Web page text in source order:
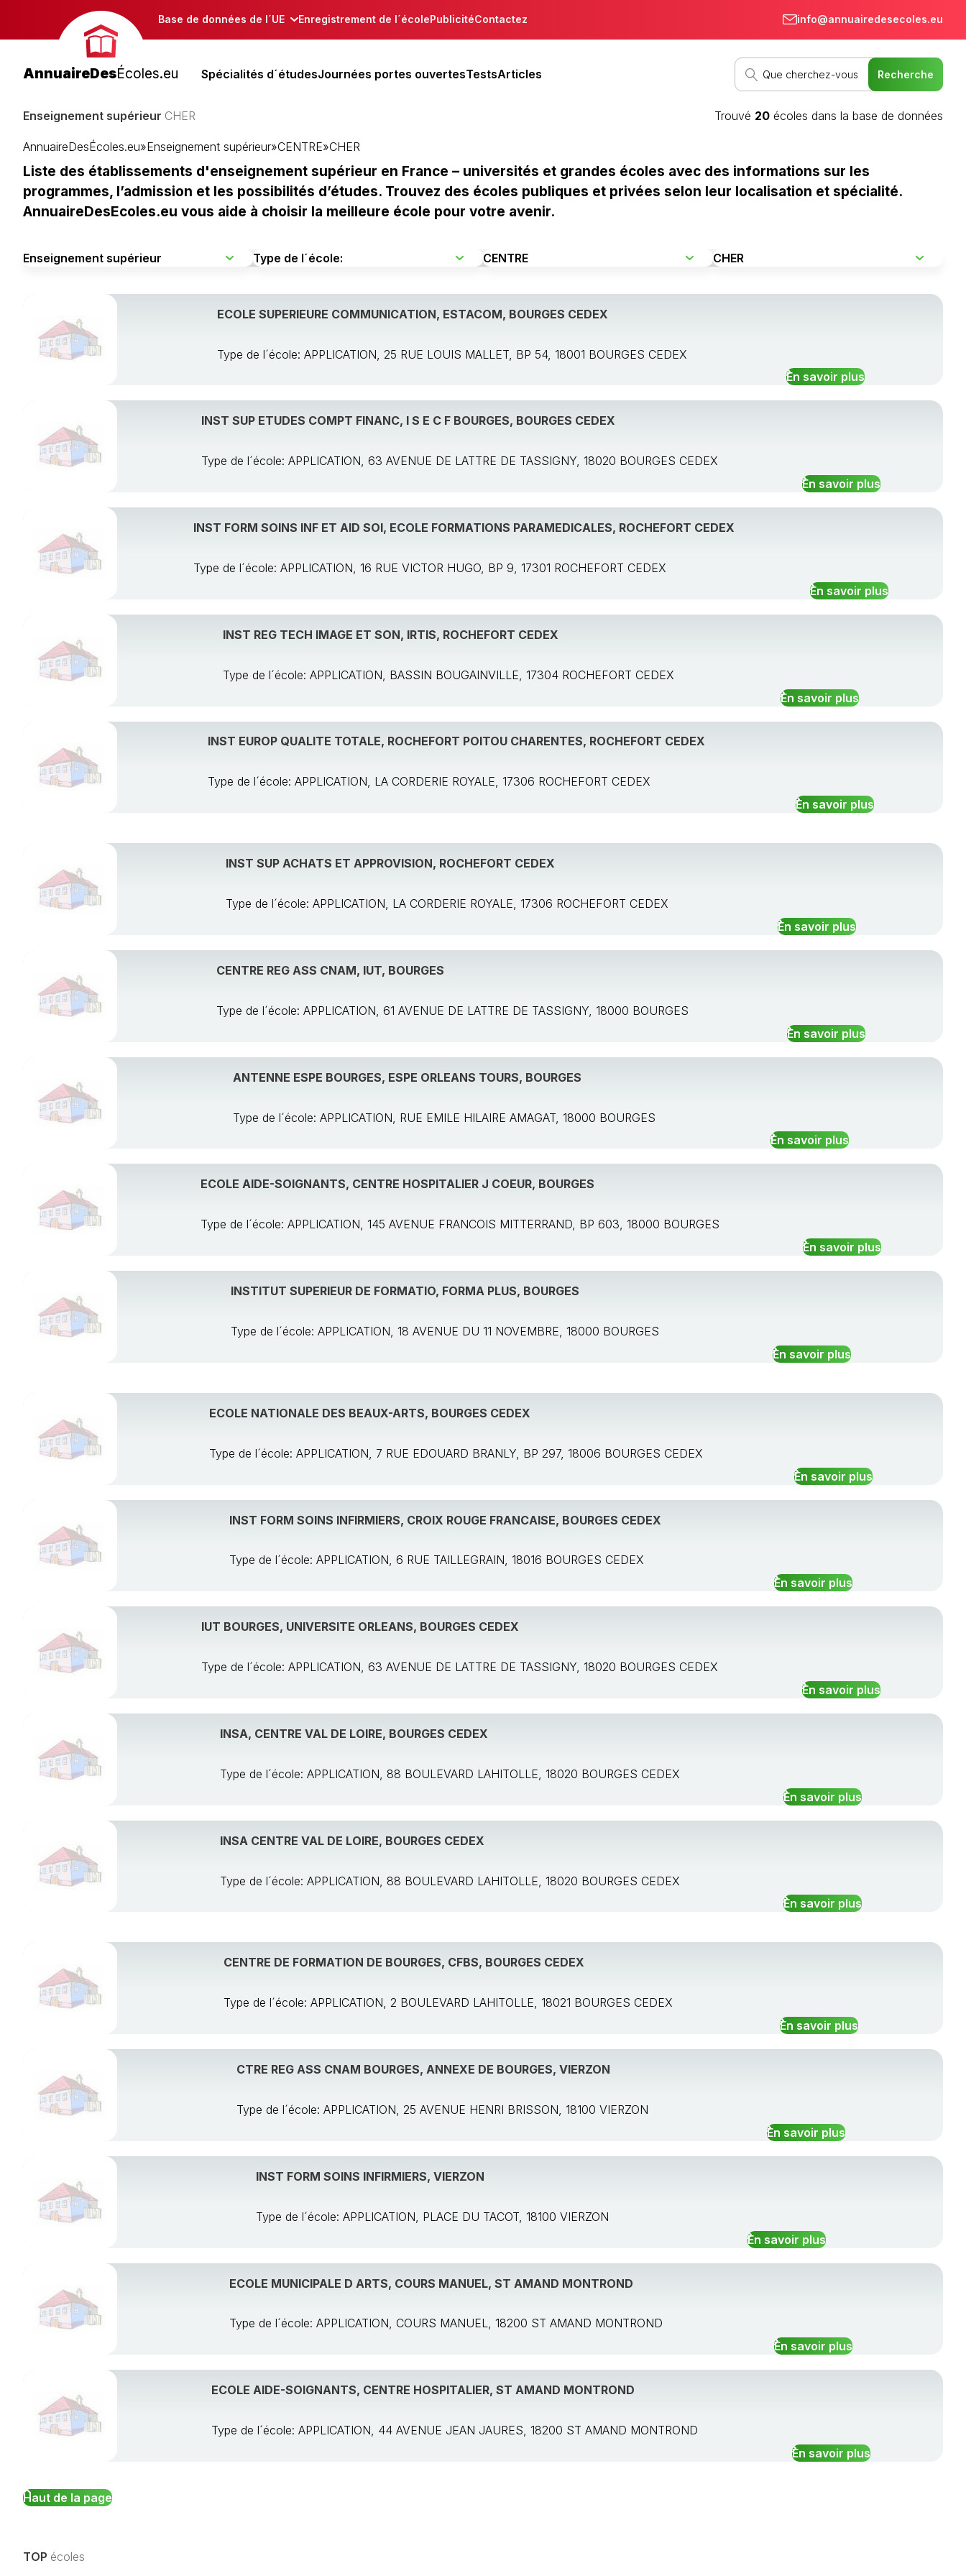
Base de données de l´UE Enregistrement de l´écolePublicitéContactez info@annuairedesecoles.eu
AnnuaireDesÉcoles.eu Spécialités d´étudesJournées portes ouvertesTestsArticles
Enseignement supérieur CHER Trouvé 20 écoles dans la base de données
AnnuaireDesÉcoles.eu»Enseignement supérieur»CENTRE»CHER
Liste des établissements d'enseignement supérieur en France – universités et grandes écoles avec des informations sur les
programmes, l’admission et les possibilités d’études. Trouvez des écoles publiques et privées selon leur localisation et spécialité.
AnnuaireDesEcoles.eu vous aide à choisir la meilleure école pour votre avenir.
ECOLE SUPERIEURE COMMUNICATION, ESTACOM, BOURGES CEDEX
Type de l´école: APPLICATION, 25 RUE LOUIS MALLET, BP 54, 18001 BOURGES CEDEX
En savoir plus
INST SUP ETUDES COMPT FINANC, I S E C F BOURGES, BOURGES CEDEX
Type de l´école: APPLICATION, 63 AVENUE DE LATTRE DE TASSIGNY, 18020 BOURGES CEDEX
En savoir plus
INST FORM SOINS INF ET AID SOI, ECOLE FORMATIONS PARAMEDICALES, ROCHEFORT CEDEX
Type de l´école: APPLICATION, 16 RUE VICTOR HUGO, BP 9, 17301 ROCHEFORT CEDEX
En savoir plus
INST REG TECH IMAGE ET SON, IRTIS, ROCHEFORT CEDEX
Type de l´école: APPLICATION, BASSIN BOUGAINVILLE, 17304 ROCHEFORT CEDEX
En savoir plus
INST EUROP QUALITE TOTALE, ROCHEFORT POITOU CHARENTES, ROCHEFORT CEDEX
Type de l´école: APPLICATION, LA CORDERIE ROYALE, 17306 ROCHEFORT CEDEX
En savoir plus
INST SUP ACHATS ET APPROVISION, ROCHEFORT CEDEX
Type de l´école: APPLICATION, LA CORDERIE ROYALE, 17306 ROCHEFORT CEDEX
En savoir plus
CENTRE REG ASS CNAM, IUT, BOURGES
Type de l´école: APPLICATION, 61 AVENUE DE LATTRE DE TASSIGNY, 18000 BOURGES
En savoir plus
ANTENNE ESPE BOURGES, ESPE ORLEANS TOURS, BOURGES
Type de l´école: APPLICATION, RUE EMILE HILAIRE AMAGAT, 18000 BOURGES
En savoir plus
ECOLE AIDE-SOIGNANTS, CENTRE HOSPITALIER J COEUR, BOURGES
Type de l´école: APPLICATION, 145 AVENUE FRANCOIS MITTERRAND, BP 603, 18000 BOURGES
En savoir plus
INSTITUT SUPERIEUR DE FORMATIO, FORMA PLUS, BOURGES
Type de l´école: APPLICATION, 18 AVENUE DU 11 NOVEMBRE, 18000 BOURGES
En savoir plus
ECOLE NATIONALE DES BEAUX-ARTS, BOURGES CEDEX
Type de l´école: APPLICATION, 7 RUE EDOUARD BRANLY, BP 297, 18006 BOURGES CEDEX
En savoir plus
INST FORM SOINS INFIRMIERS, CROIX ROUGE FRANCAISE, BOURGES CEDEX
Type de l´école: APPLICATION, 6 RUE TAILLEGRAIN, 18016 BOURGES CEDEX
En savoir plus
IUT BOURGES, UNIVERSITE ORLEANS, BOURGES CEDEX
Type de l´école: APPLICATION, 63 AVENUE DE LATTRE DE TASSIGNY, 18020 BOURGES CEDEX
En savoir plus
INSA, CENTRE VAL DE LOIRE, BOURGES CEDEX
Type de l´école: APPLICATION, 88 BOULEVARD LAHITOLLE, 18020 BOURGES CEDEX
En savoir plus
INSA CENTRE VAL DE LOIRE, BOURGES CEDEX
Type de l´école: APPLICATION, 88 BOULEVARD LAHITOLLE, 18020 BOURGES CEDEX
En savoir plus
CENTRE DE FORMATION DE BOURGES, CFBS, BOURGES CEDEX
Type de l´école: APPLICATION, 2 BOULEVARD LAHITOLLE, 18021 BOURGES CEDEX
En savoir plus
CTRE REG ASS CNAM BOURGES, ANNEXE DE BOURGES, VIERZON
Type de l´école: APPLICATION, 25 AVENUE HENRI BRISSON, 18100 VIERZON
En savoir plus
INST FORM SOINS INFIRMIERS, VIERZON
Type de l´école: APPLICATION, PLACE DU TACOT, 18100 VIERZON
En savoir plus
ECOLE MUNICIPALE D ARTS, COURS MANUEL, ST AMAND MONTROND
Type de l´école: APPLICATION, COURS MANUEL, 18200 ST AMAND MONTROND
En savoir plus
ECOLE AIDE-SOIGNANTS, CENTRE HOSPITALIER, ST AMAND MONTROND
Type de l´école: APPLICATION, 44 AVENUE JEAN JAURES, 18200 ST AMAND MONTROND
En savoir plus
Haut de la page
TOP écoles